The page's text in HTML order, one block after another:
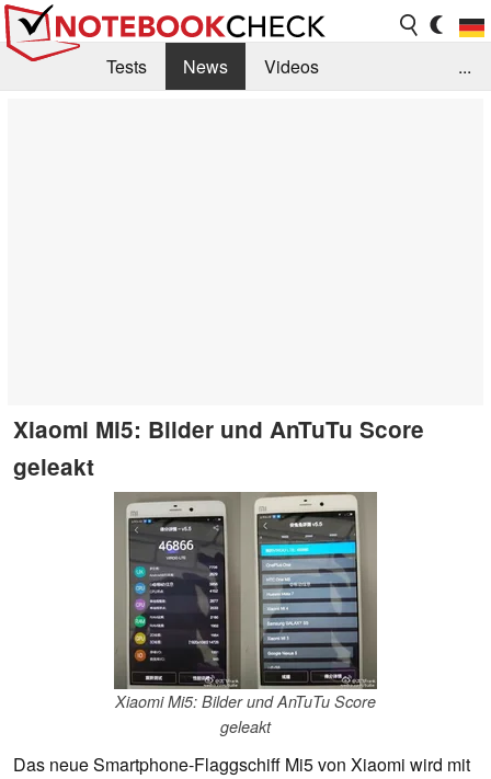
Tests News
Videos
...
Xiaomi Mi5: Bilder und AnTuTu Score
geleakt
Xiaomi Mi5: Bilder und AnTuTu Score
geleakt
Das neue Smartphone-Flaggschiff Mi5 von Xiaomi wird mit